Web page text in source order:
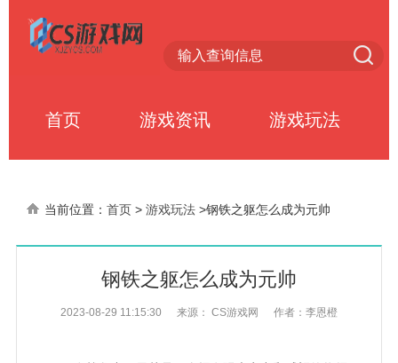
首页 游戏资讯 游戏玩法
当前位置： 首页 > 游戏玩法 >钢铁之躯怎么成为元帅
钢铁之躯怎么成为元帅
2023-08-29 11:15:30 来源： CS游戏网 作者：李恩橙